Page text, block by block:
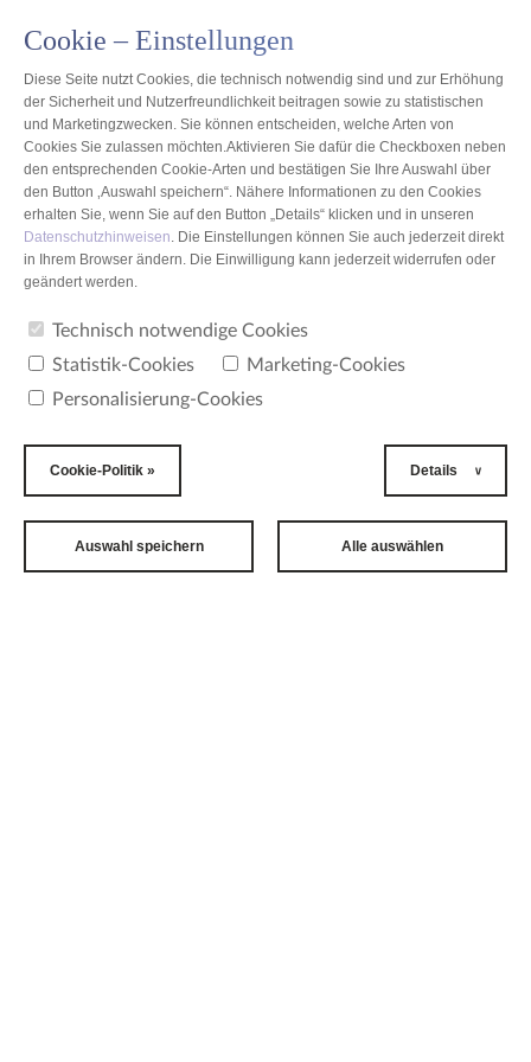
Cookie – Einstellungen
Diese Seite nutzt Cookies, die technisch notwendig sind und zur Erhöhung
der Sicherheit und Nutzerfreundlichkeit beitragen sowie zu statistischen
und Marketingzwecken. Sie können entscheiden, welche Arten von
Cookies Sie zulassen möchten.Aktivieren Sie dafür die Checkboxen neben
den entsprechenden Cookie-Arten und bestätigen Sie Ihre Auswahl über
den Button ‚Auswahl speichern“. Nähere Informationen zu den Cookies
erhalten Sie, wenn Sie auf den Button „Details“ klicken und in unseren
Datenschutzhinweisen. Die Einstellungen können Sie auch jederzeit direkt
in Ihrem Browser ändern. Die Einwilligung kann jederzeit widerrufen oder
geändert werden.
Technisch notwendige Cookies
Statistik-Cookies
Marketing-Cookies
Personalisierung-Cookies
Cookie-Politik » Details
Auswahl speichern Alle auswählen
CitoNet-Warszawa Sp. z o.o.
ADRESSE
CitoNet-Warszawa Sp. z o.o.
Dienstleistungsunternehmen
Warszawa 02-106
Polen
TELEFON
tel. +48 (22) 572 50 05
fax +48 (22) 599 22 90
Polen